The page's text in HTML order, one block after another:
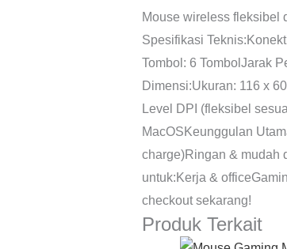
Mouse wireless fleksibel
️Spesifikasi
Tombol: 6 TombolJarak
Dimensi:Ukuran: 116 x
Level DPI (fleksibel
MacOSKeunggulan
charge)Ringan & mudah
untuk:Kerja &
checkout sekarang!
Produk Terkait